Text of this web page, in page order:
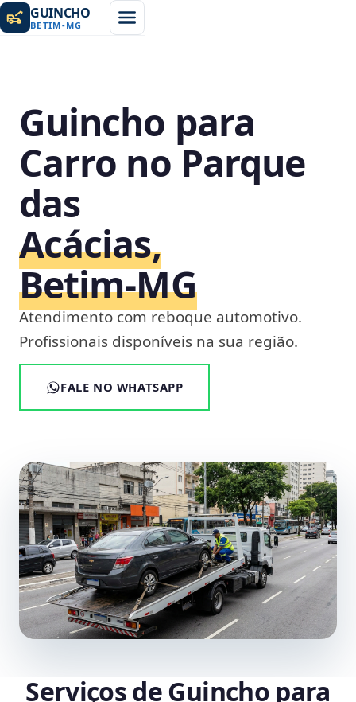
GUINCHO
BETIM-MG
Guincho para
Carro no Parque
das
Acácias,
Betim‑MG
Atendimento com reboque automotivo.
Profissionais disponíveis na sua região.
FALE NO WHATSAPP
Serviços de Guincho para